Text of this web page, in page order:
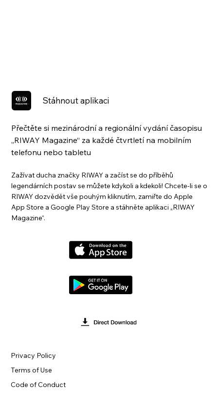
Stáhnout aplikaci
Přečtěte si mezinárodní a regionální vydání časopisu
„RIWAY Magazine“ za každé čtvrtletí na mobilním
telefonu nebo tabletu
Zažívat ducha značky RIWAY a začíst se do příběhů
legendárních postav se můžete kdykoli a kdekoli! Chcete-li se o
RIWAY dozvědět vše pouhým kliknutím, zamiřte do Apple
App Store a Google Play Store a stáhněte aplikaci „RIWAY
Magazine“.
Terms of Use
Privacy Policy
Code of Conduct